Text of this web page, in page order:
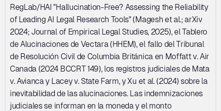
RegLab/HAI "Hallucination-Free? Assessing the Reliability
of Leading AI Legal Research Tools" (Magesh et al.; arXiv
2024; Journal of Empirical Legal Studies, 2025), el Tablero
de Alucinaciones de Vectara (HHEM), el fallo del Tribunal
de Resolución Civil de Columbia Británica en Moffatt v. Air
Canada (2024 BCCRT 149), los registros judiciales de Mata
v. Avianca y Lacey v. State Farm, y Xu et al. (2024) sobre la
inevitabilidad de las alucinaciones. Las indemnizaciones
judiciales se informan en la moneda y el monto